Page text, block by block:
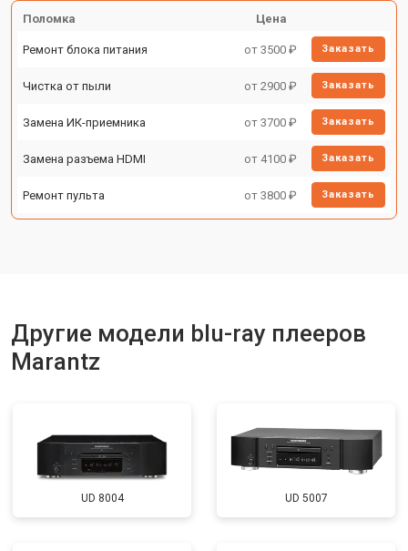
Поломка Цена
Ремонт блока питания от 3500 ₽ Заказать
Чистка от пыли от 2900 ₽ Заказать
Замена ИК-приемника от 3700 ₽ Заказать
Замена разъема HDMI от 4100 ₽ Заказать
Ремонт пульта от 3800 ₽ Заказать
Другие модели blu-ray плееров
Marantz
UD 8004 UD 5007